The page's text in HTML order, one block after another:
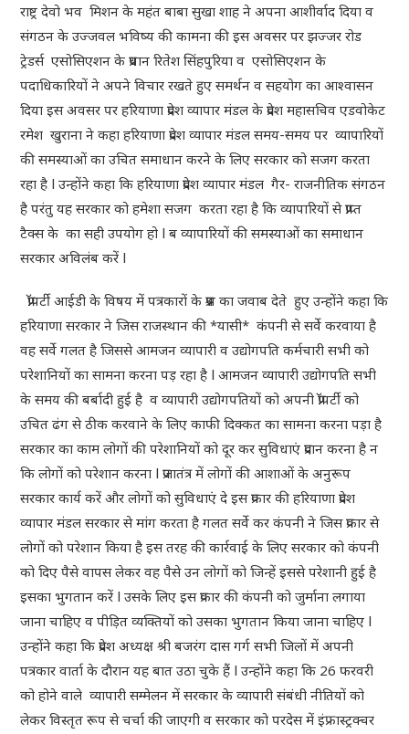
राष्ट्र देवो भव मिशन के महंत बाबा सुखा शाह ने अपना आशीर्वाद दिया व
संगठन के उज्जवल भविष्य की कामना की इस अवसर पर झज्जर रोड
ट्रेडर्स एसोसिएशन के प्रधान रितेश सिंहपुरिया व एसोसिएशन के
पदाधिकारियों ने अपने विचार रखते हुए समर्थन व सहयोग का आश्वासन
दिया इस अवसर पर हरियाणा प्रदेश व्यापार मंडल के प्रदेश महासचिव एडवोकेट
रमेश खुराना ने कहा हरियाणा प्रदेश व्यापार मंडल समय-समय पर व्यापारियों
की समस्याओं का उचित समाधान करने के लिए सरकार को सजग करता
रहा है l उन्होंने कहा कि हरियाणा प्रदेश व्यापार मंडल गैर- राजनीतिक संगठन
है परंतु यह सरकार को हमेशा सजग करता रहा है कि व्यापारियों से प्राप्त
टैक्स के का सही उपयोग हो l ब व्यापारियों की समस्याओं का समाधान
सरकार अविलंब करें l
प्रॉपर्टी आईडी के विषय में पत्रकारों के प्रश्न का जवाब देते हुए उन्होंने कहा कि
हरियाणा सरकार ने जिस राजस्थान की *यासी* कंपनी से सर्वे करवाया है
वह सर्वे गलत है जिससे आमजन व्यापारी व उद्योगपति कर्मचारी सभी को
परेशानियों का सामना करना पड़ रहा है l आमजन व्यापारी उद्योगपति सभी
के समय की बर्बादी हुई है व व्यापारी उद्योगपतियों को अपनी प्रॉपर्टी को
उचित ढंग से ठीक करवाने के लिए काफी दिक्कत का सामना करना पड़ा है
सरकार का काम लोगों की परेशानियों को दूर कर सुविधाएं प्रदान करना है न
कि लोगों को परेशान करना l प्रजातंत्र में लोगों की आशाओं के अनुरूप
सरकार कार्य करें और लोगों को सुविधाएं दे इस प्रकार की हरियाणा प्रदेश
व्यापार मंडल सरकार से मांग करता है गलत सर्वे कर कंपनी ने जिस प्रकार से
लोगों को परेशान किया है इस तरह की कार्रवाई के लिए सरकार को कंपनी
को दिए पैसे वापस लेकर वह पैसे उन लोगों को जिन्हें इससे परेशानी हुई है
इसका भुगतान करें l उसके लिए इस प्रकार की कंपनी को जुर्माना लगाया
जाना चाहिए व पीड़ित व्यक्तियों को उसका भुगतान किया जाना चाहिए l
उन्होंने कहा कि प्रदेश अध्यक्ष श्री बजरंग दास गर्ग सभी जिलों में अपनी
पत्रकार वार्ता के दौरान यह बात उठा चुके हैं l उन्होंने कहा कि 26 फरवरी
को होने वाले व्यापारी सम्मेलन में सरकार के व्यापारी संबंधी नीतियों को
लेकर विस्तृत रूप से चर्चा की जाएगी व सरकार को परदेस में इंफ्रास्ट्रक्चर